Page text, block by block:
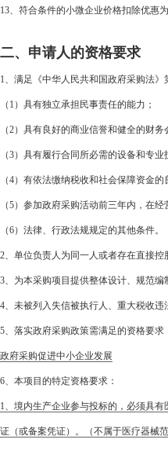
13、符合条件的小微企业价格扣除优惠为
二、申请人的资格要求
1、满足《中华人民共和国政府采购法》
（1）具有独立承担民事责任的能力；
（2）具有良好的商业信誉和健全的财务
（3）具有履行合同所必需的设备和专业
（4）有依法缴纳税收和社会保障资金的
（5）参加政府采购活动前三年内，在
（6）法律、行政法规规定的其他条件。
2、单位负责人为同一人或者存在直接
3、为本采购项目提供整体设计、规范编
4、未被列入失信被执行人、重大税收违
5、落实政府采购政策需满足的资格要求
政府采购促进中小企业发展
6、本项目的特定资格要求：
1、境内生产企业参与投标的，必须具
证（或备案凭证）。（不属于医疗器械